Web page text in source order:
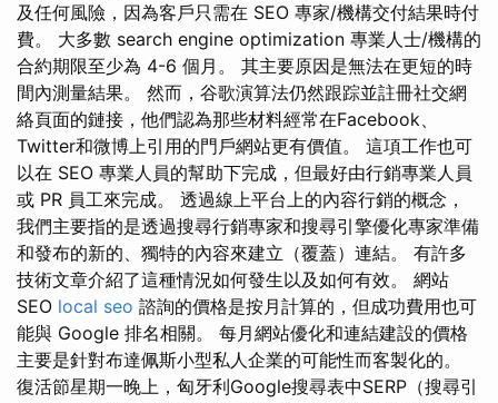
及任何風險，因為客戶只需在 SEO 專家/機構交付結果時付
費。 大多數 search engine optimization 專業人士/機構的
合約期限至少為 4-6 個月。 其主要原因是無法在更短的時
間內測量結果。 然而，谷歌演算法仍然跟踪並註冊社交網
絡頁面的鏈接，他們認為那些材料經常在Facebook、
Twitter和微博上引用的門戶網站更有價值。 這項工作也可
以在 SEO 專業人員的幫助下完成，但最好由行銷專業人員
或 PR 員工來完成。 透過線上平台上的內容行銷的概念，
我們主要指的是透過搜尋行銷專家和搜尋引擎優化專家準備
和發布的新的、獨特的內容來建立（覆蓋）連結。 有許多
技術文章介紹了這種情況如何發生以及如何有效。 網站
SEO local seo 諮詢的價格是按月計算的，但成功費用也可
能與 Google 排名相關。 每月網站優化和連結建設的價格
主要是針對布達佩斯小型私人企業的可能性而客製化的。
復活節星期一晚上，匈牙利Google搜尋表中SERP（搜尋引